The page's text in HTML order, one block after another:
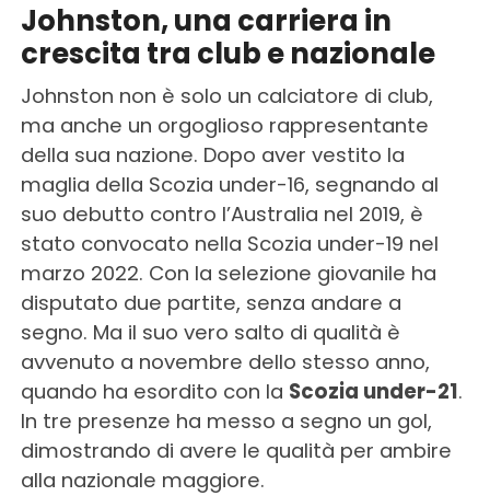
Johnston, una carriera in
crescita tra club e nazionale
Johnston non è solo un calciatore di club,
ma anche un orgoglioso rappresentante
della sua nazione. Dopo aver vestito la
maglia della Scozia under-16, segnando al
suo debutto contro l’Australia nel 2019, è
stato convocato nella Scozia under-19 nel
marzo 2022. Con la selezione giovanile ha
disputato due partite, senza andare a
segno. Ma il suo vero salto di qualità è
avvenuto a novembre dello stesso anno,
quando ha esordito con la Scozia under-21.
In tre presenze ha messo a segno un gol,
dimostrando di avere le qualità per ambire
alla nazionale maggiore.